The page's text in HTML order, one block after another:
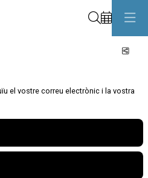
el vostre correu electrònic i la vostra